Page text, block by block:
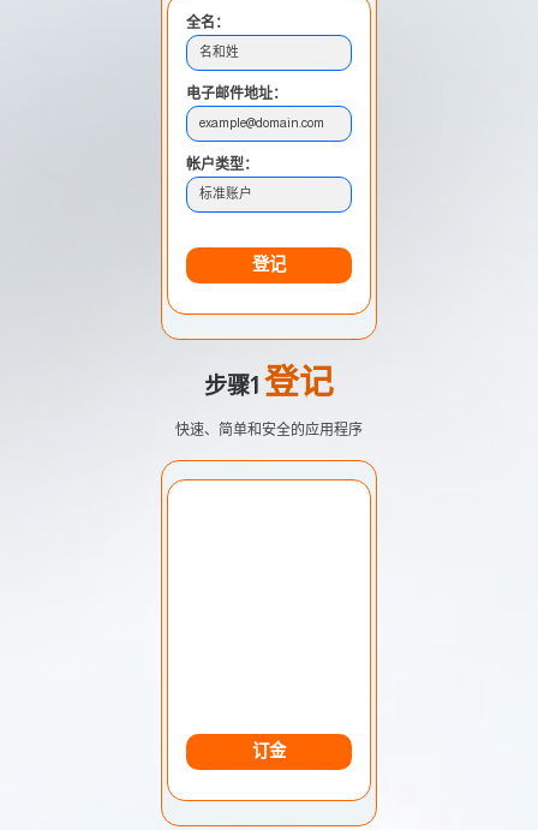
全名：
名和姓
电子邮件地址：
example@domain.com
帐户类型：
标准账户
登记
步骤1 登记
快速、简单和安全的应用程序
订金